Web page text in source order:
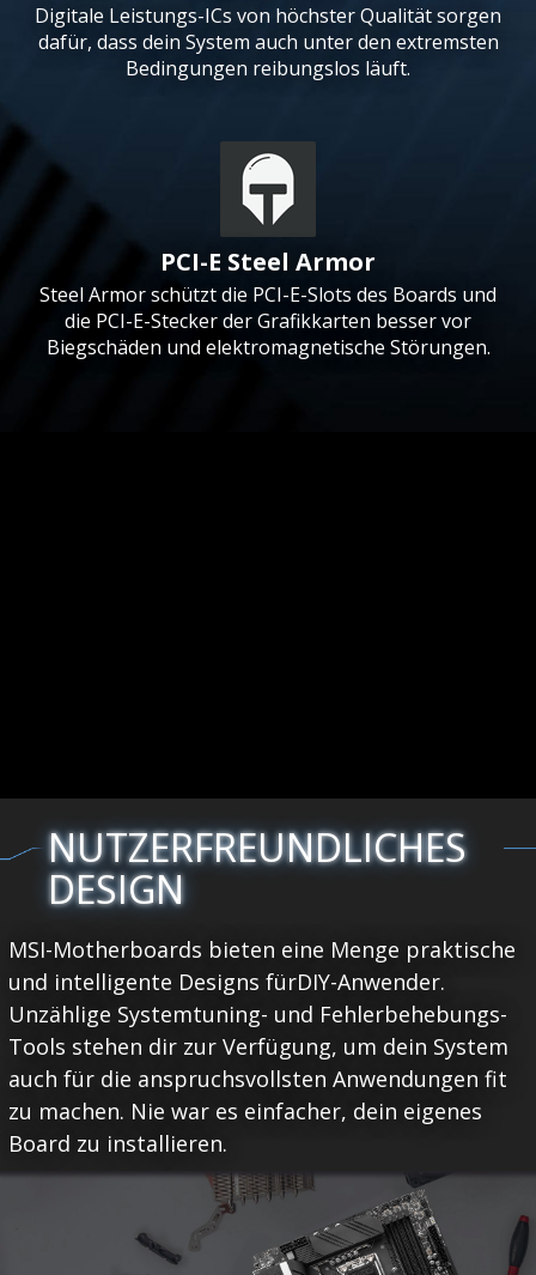
Digitale Leistungs-ICs von höchster Qualität sorgen
dafür, dass dein System auch unter den extremsten
Bedingungen reibungslos läuft.
PCI-E Steel Armor
Steel Armor schützt die PCI-E-Slots des Boards und
die PCI-E-Stecker der Grafikkarten besser vor
Biegschäden und elektromagnetische Störungen.
NUTZERFREUNDLICHES
DESIGN
MSI-Motherboards bieten eine Menge praktische
und intelligente Designs fürDIY-Anwender.
Unzählige Systemtuning- und Fehlerbehebungs-
Tools stehen dir zur Verfügung, um dein System
auch für die anspruchsvollsten Anwendungen fit
zu machen. Nie war es einfacher, dein eigenes
Board zu installieren.